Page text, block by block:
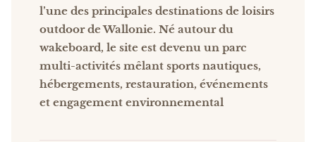
l’une des principales destinations de loisirs
outdoor de Wallonie. Né autour du
wakeboard, le site est devenu un parc
multi-activités mêlant sports nautiques,
hébergements, restauration, événements
et engagement environnemental